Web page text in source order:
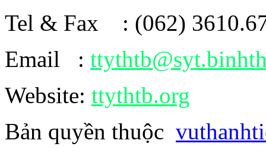
Tel & Fax : (062)
Email :
Website: ttythtb.org
Bản quyền thuộc